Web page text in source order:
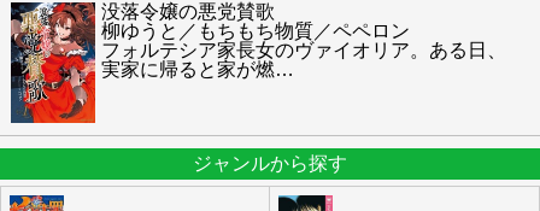
没落令嬢の悪党賛歌
柳ゆうと／もちもち物質／ペペロン
フォルテシア家長女のヴァイオリア。ある日、
実家に帰ると家が燃…
ジャンルから探す